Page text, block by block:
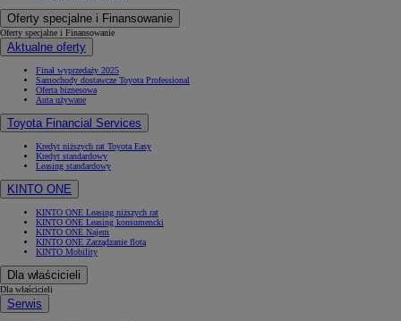
Oferty specjalne i Finansowanie
Oferty specjalne i Finansowanie
Aktualne oferty
Finał wyprzedaży 2025
Samochody dostawcze Toyota Professional
Oferta biznesowa
Auta używane
Toyota Financial Services
Kredyt niższych rat Toyota Easy
Kredyt standardowy
Leasing standardowy
KINTO ONE
KINTO ONE Leasing niższych rat
KINTO ONE Leasing konsumencki
KINTO ONE Najem
KINTO ONE Zarządzanie flotą
KINTO Mobility
Dla właścicieli
Dla właścicieli
Serwis